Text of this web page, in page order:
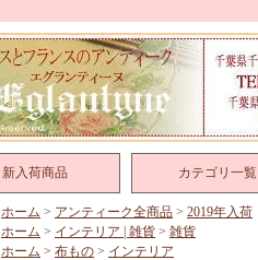
新入荷商品 カテゴリ一覧
ホーム > アンティーク全商品 > 2019年入荷
ホーム > インテリア | 雑貨 > 雑貨
ホーム > 布もの > インテリア